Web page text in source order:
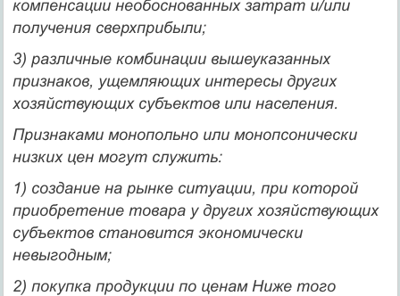
компенсации необоснованных затрат и/или
получения сверхприбыли;
3) различные комбинации вышеуказанных
признаков, ущемляющих интересы других
хозяйствующих субъектов или населения.
Признаками монопольно или монопсонически
низких цен могут служить:
1) создание на рынке ситуации, при которой
приобрете­ние товара у других хозяйствующих
субъектов становится экономически
невыгодным;
2) покупка продукции по ценам Ниже того